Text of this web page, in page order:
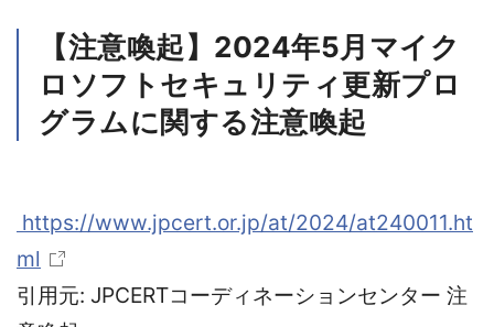
【注意喚起】2024年5月マイク
ロソフトセキュリティ更新プロ
グラムに関する注意喚起
https://www.jpcert.or.jp/at/2024/at240011.ht
ml
引用元: JPCERTコーディネーションセンター 注